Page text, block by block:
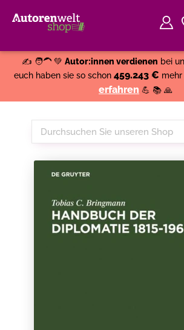
✍️ 🧑‍🦱 💚 Autor:innen verdienen bei
euch haben sie so schon 459.243 €
erfahren 💪 📚 🙏
Durchsuchen
Sie